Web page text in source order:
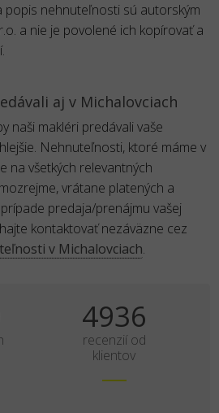
popis nehnuteľnosti sú autorským
a nie je povolené ich kopírovať a
aj v Michalovciach
naši makléri predávali vaše
Nehnuteľnosti, ktoré máme v
na všetkých relevantných
vrátane platených a
predaja/prenájmu vašej
kontaktovať nezáväzne cez
v Michalovciach.
6170
recenzií od
klientov